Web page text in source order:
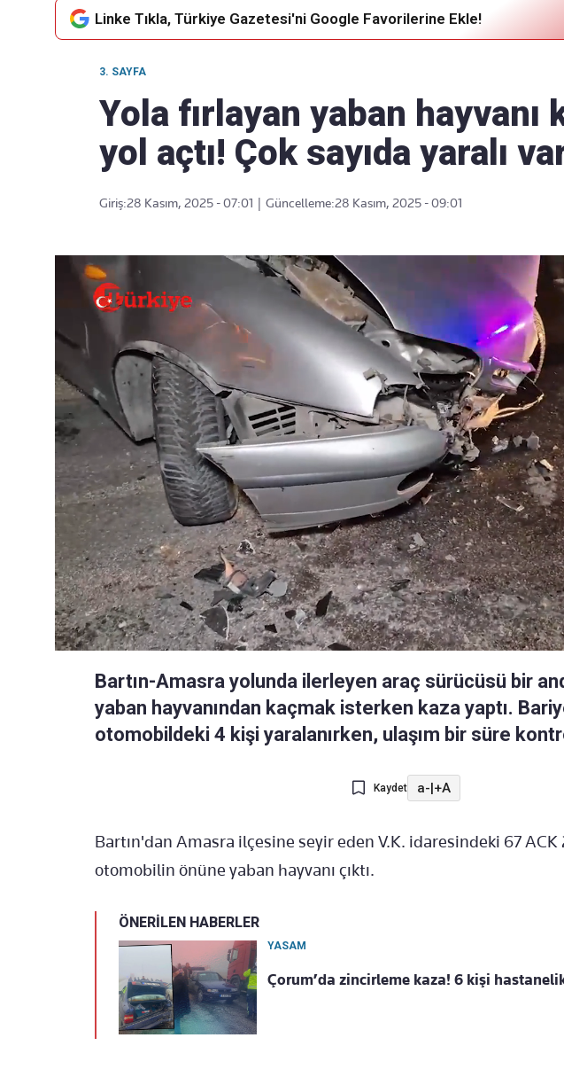
akışımıza ulaşın
Linke Tıkla, Türkiye Gazetesi'ni Google Favorilerine Ekle!
3. SAYFA
Yola fırlayan yaban hayvanı
yol açtı! Çok sayıda yaralı
Giriş:28 Kasım, 2025 - 07:01 Güncelleme:28 Kasım, 2025 - 09:01
Bartın-Amasra yolunda ilerleyen araç sürücüsü bir
yaban hayvanından kaçmak isterken kaza yaptı.
otomobildeki 4 kişi yaralanırken, ulaşım bir süre
Kaydet a-|+A
Bartın'dan Amasra ilçesine seyir eden V.K. idaresindeki 67 ACK
otomobilin önüne yaban hayvanı çıktı.
ÖNERİLEN HABERLER
YASAM
Çorum’da zincirleme kaza! 6 kişi